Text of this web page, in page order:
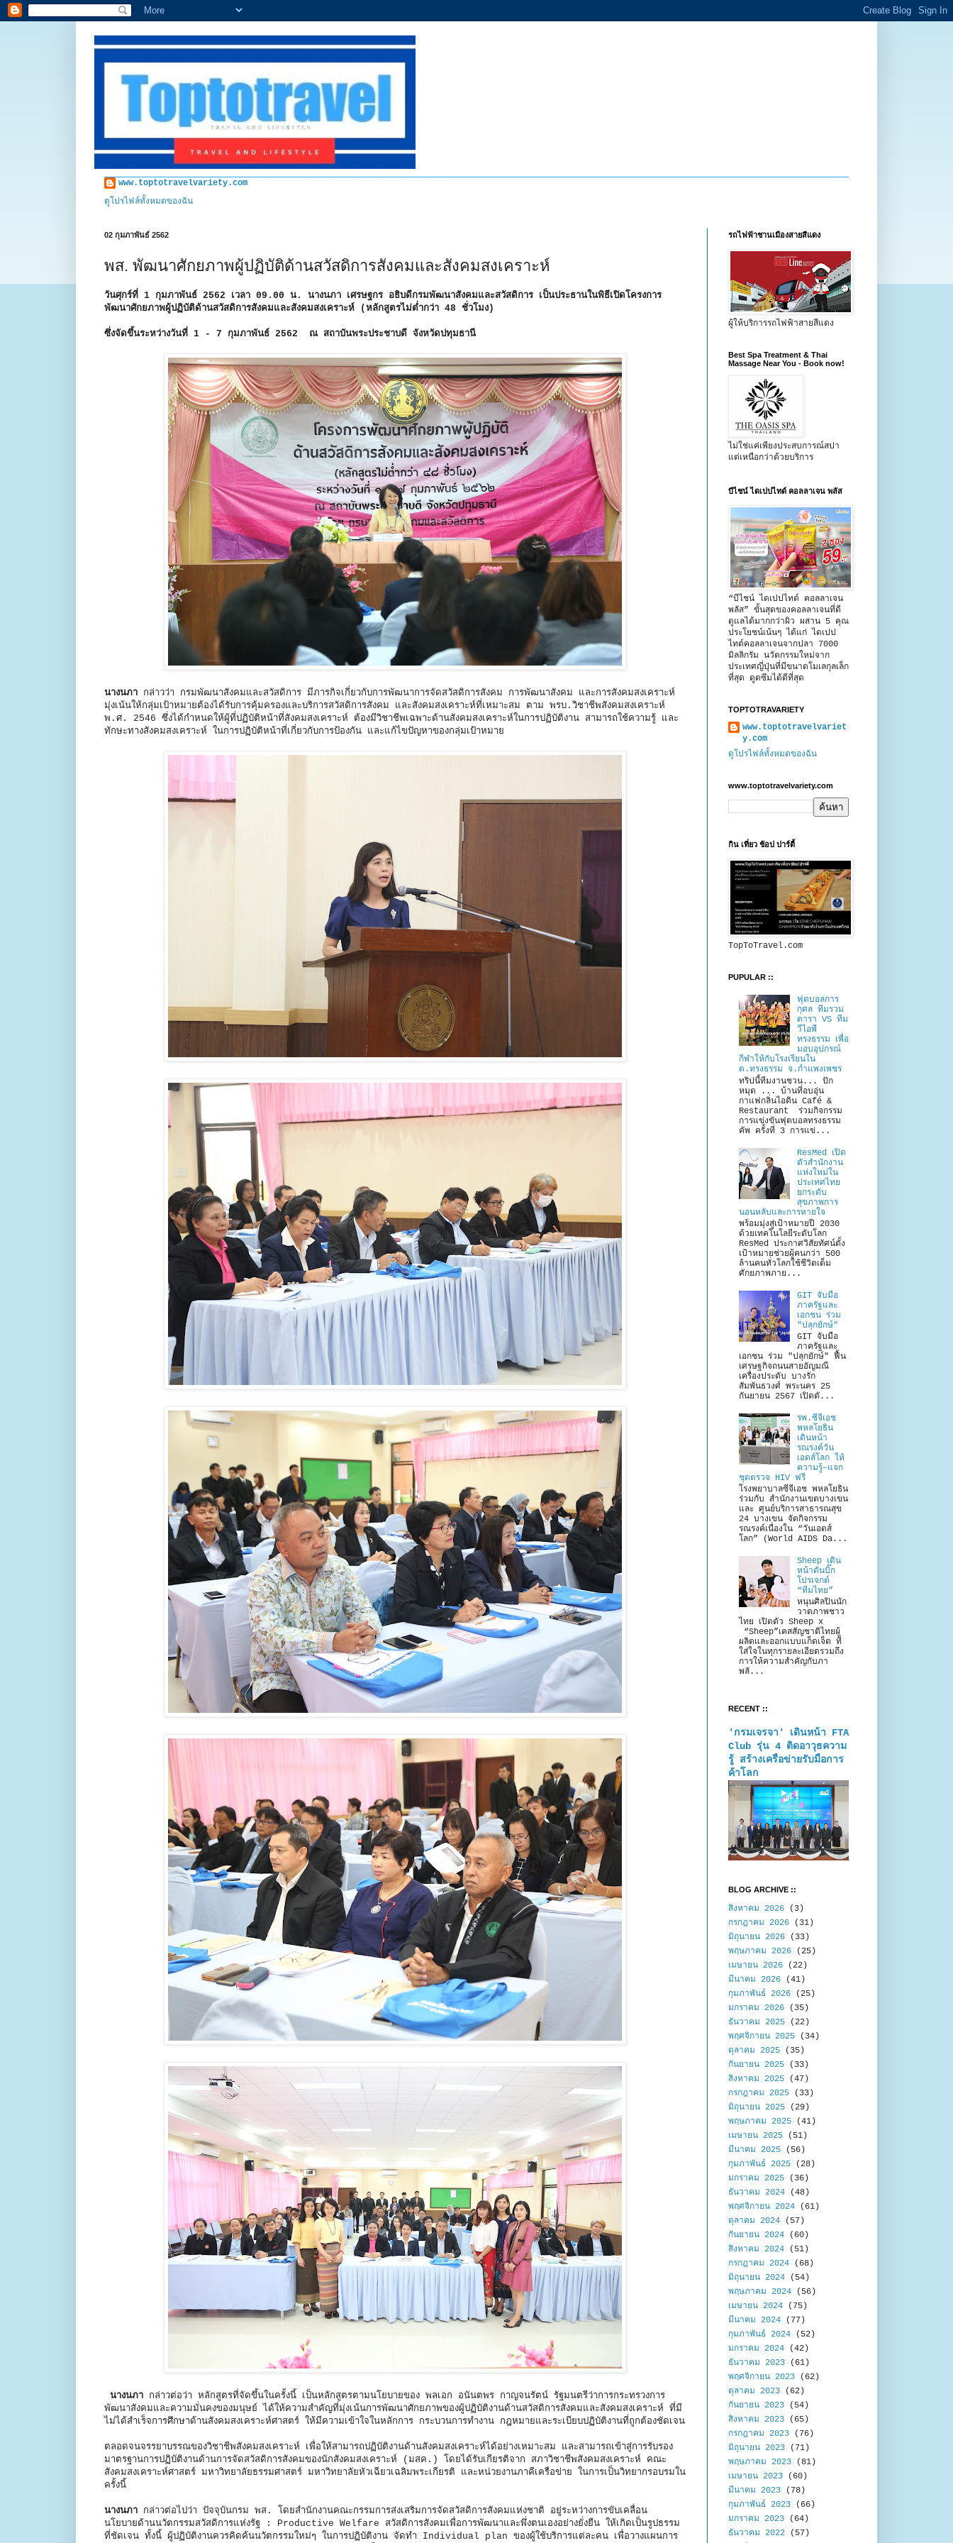
www.toptotravelvariety.com
ดูโปรไฟล์ทั้งหมดของฉัน
02 กุมภาพันธ์ 2562
พส. พัฒนาศักยภาพผู้ปฏิบัติด้านสวัสดิการสังคมและสังคมสงเคราะห์
วันศุกร์ที่ 1 กุมภาพันธ์ 2562 เวลา 09.00 น. นางนภา เศรษฐกร อธิบดีกรมพัฒนาสังคมและสวัสดิการ เป็นประธานในพิธีเปิดโครงการ
พัฒนาศักยภาพผู้ปฏิบัติด้านสวัสดิการสังคมและสังคมสงเคราะห์ (หลักสูตรไม่ต่ำกว่า 48 ชั่วโมง)
ซึ่งจัดขึ้นระหว่างวันที่ 1 - 7 กุมภาพันธ์ 2562 ณ สถาบันพระประชาบดี จังหวัดปทุมธานี
นางนภา กล่าวว่า กรมพัฒนาสังคมและสวัสดิการ มีภารกิจเกี่ยวกับการพัฒนาการจัดสวัสดิการสังคม การพัฒนาสังคม และการสังคมสงเคราะห์
มุ่งเน้นให้กลุ่มเป้าหมายต้องได้รับการคุ้มครองและบริการสวัสดิการสังคม และสังคมสงเคราะห์ที่เหมาะสม ตาม พรบ.วิชาชีพสังคมสงเคราะห์
พ.ศ. 2546 ซึ่งได้กำหนดให้ผู้ที่ปฏิบัติหน้าที่สังคมสงเคราะห์ ต้องมีวิชาชีพเฉพาะด้านสังคมสงเคราะห์ในการปฏิบัติงาน สามารถใช้ความรู้ และ
ทักษะทางสังคมสงเคราะห์ ในการปฏิบัติหน้าที่เกี่ยวกับการป้องกัน และแก้ไขปัญหาของกลุ่มเป้าหมาย
นางนภา กล่าวต่อว่า หลักสูตรที่จัดขึ้นในครั้งนี้ เป็นหลักสูตรตามนโยบายของ พลเอก อนันตพร กาญจนรัตน์ รัฐมนตรีว่าการกระทรวงการ
พัฒนาสังคมและความมั่นคงของมนุษย์ ได้ให้ความสำคัญที่มุ่งเน้นการพัฒนาศักยภาพของผู้ปฏิบัติงานด้านสวัสดิการสังคมและสังคมสงเคราะห์ ที่มี
ไม่ได้สำเร็จการศึกษาด้านสังคมสงเคราะห์ศาสตร์ ให้มีความเข้าใจในหลักการ กระบวนการทำงาน กฎหมายและระเบียบปฏิบัติงานที่ถูกต้องชัดเจน
ตลอดจนจรรยาบรรณของวิชาชีพสังคมสงเคราะห์ เพื่อให้สามารถปฏิบัติงานด้านสังคมสงเคราะห์ได้อย่างเหมาะสม และสามารถเข้าสู่การรับรอง
มาตรฐานการปฏิบัติงานด้านการจัดสวัสดิการสังคมของนักสังคมสงเคราะห์ (มสค.) โดยได้รับเกียรติจาก สภาวิชาชีพสังคมสงเคราะห์ คณะ
สังคมสงเคราะห์ศาสตร์ มหาวิทยาลัยธรรมศาสตร์ มหาวิทยาลัยหัวเฉียวเฉลิมพระเกียรติ และหน่วยงานภาคีเครือข่าย ในการเป็นวิทยากรอบรมใน
ครั้งนี้
นางนภา กล่าวต่อไปว่า ปัจจุบันกรม พส. โดยสำนักงานคณะกรรมการส่งเสริมการจัดสวัสดิการสังคมแห่งชาติ อยู่ระหว่างการขับเคลื่อน
นโยบายด้านนวัตกรรมสวัสดิการแห่งรัฐ : Productive Welfare สวัสดิการสังคมเพื่อการพัฒนาและพึ่งตนเองอย่างยั่งยืน ให้เกิดเป็นรูปธรรม
ที่ชัดเจน ทั้งนี้ ผู้ปฏิบัติงานควรคิดค้นนวัตกรรมใหม่ๆ ในการปฏิบัติงาน จัดทำ Individual plan ของผู้ใช้บริการแต่ละคน เพื่อวางแผนการ
รถไฟฟ้าชานเมืองสายสีแดง
ผู้ให้บริการรถไฟฟ้าสายสีแดง
Best Spa Treatment & Thai
Massage Near You - Book now!
ไม่ใช่แค่เพียงประสบการณ์สปา
แต่เหนือกว่าด้วยบริการ
บีไชน์ ไดเปปไทด์ คอลลาเจน พลัส
“บีไชน์ ไดเปปไทด์ คอลลาเจน
พลัส” ขั้นสุดของคอลลาเจนที่ดี
ดูแลได้มากกว่าผิว ผสาน 5 คุณ
ประโยชน์เน้นๆ ได้แก่ ไดเปป
ไทด์คอลลาเจนจากปลา 7000
มิลลิกรัม นวัตกรรมใหม่จาก
ประเทศญี่ปุ่นที่มีขนาดโมเลกุลเล็ก
ที่สุด ดูดซึมได้ดีที่สุด
TOPTOTRAVARIETY
www.toptotravelvariet
y.com
ดูโปรไฟล์ทั้งหมดของฉัน
www.toptotravelvariety.com
กิน เที่ยว ช้อป ปาร์ตี้
TopToTravel.com
PUPULAR ::
ฟุตบอลการ
กุศล ทีมรวม
ดารา VS ทีม
วีไอพี
ทรงธรรม เพื่อ
มอบอุปกรณ์
กีฬาให้กับโรงเรียนใน
ต.ทรงธรรม จ.กำแพงเพชร
ทริปนี้ทีมงานชวน... ปัก
หมุด ... บ้านที่อบอุ่น
กาแฟกลิ่นไอดิน Café &
Restaurant ร่วมกิจกรรม
การแข่งขันฟุตบอลทรงธรรม
คัพ ครั้งที่ 3 การแข่...
ResMed เปิด
ตัวสำนักงาน
แห่งใหม่ใน
ประเทศไทย
ยกระดับ
สุขภาพการ
นอนหลับและการหายใจ
พร้อมมุ่งสู่เป้าหมายปี 2030
ด้วยเทคโนโลยีระดับโลก
ResMed ประกาศวิสัยทัศน์ตั้ง
เป้าหมายช่วยผู้คนกว่า 500
ล้านคนทั่วโลกใช้ชีวิตเต็ม
ศักยภาพภาย...
GIT จับมือ
ภาครัฐและ
เอกชน ร่วม
"ปลุกยักษ์"
GIT จับมือ
ภาครัฐและ
เอกชน ร่วม "ปลุกยักษ์" ฟื้น
เศรษฐกิจถนนสายอัญมณี
เครื่องประดับ บางรัก
สัมพันธวงศ์ พระนคร 25
กันยายน 2567 เปิดตั...
รพ.ซีจีเอช
พหลโยธิน
เดินหน้า
รณรงค์วัน
เอดส์โลก ให้
ความรู้–แจก
ชุดตรวจ HIV ฟรี
โรงพยาบาลซีจีเอช พหลโยธิน
ร่วมกับ สำนักงานเขตบางเขน
และ ศูนย์บริการสาธารณสุข
24 บางเขน จัดกิจกรรม
รณรงค์เนื่องใน “วันเอดส์
โลก” (World AIDS Da...
Sheep เดิน
หน้าดันบิ๊ก
โปรเจกต์
“ทีมไทย”
หนุนศิลปินนัก
วาดภาพชาว
ไทย เปิดตัว Sheep x
“Sheep”เคสสัญชาติไทยผู้
ผลิตและออกแบบแก็ดเจ็ต ที่
ใส่ใจในทุกรายละเอียดรวมถึง
การให้ความสำคัญกับภา
พลั...
RECENT ::
'กรมเจรจา' เดินหน้า FTA
Club รุ่น 4 ติดอาวุธความ
รู้ สร้างเครือข่ายรับมือการ
ค้าโลก
BLOG ARCHIVE ::
สิงหาคม 2026 (3)
กรกฎาคม 2026 (31)
มิถุนายน 2026 (33)
พฤษภาคม 2026 (25)
เมษายน 2026 (22)
มีนาคม 2026 (41)
กุมภาพันธ์ 2026 (25)
มกราคม 2026 (35)
ธันวาคม 2025 (22)
พฤศจิกายน 2025 (34)
ตุลาคม 2025 (35)
กันยายน 2025 (33)
สิงหาคม 2025 (47)
กรกฎาคม 2025 (33)
มิถุนายน 2025 (29)
พฤษภาคม 2025 (41)
เมษายน 2025 (51)
มีนาคม 2025 (56)
กุมภาพันธ์ 2025 (28)
มกราคม 2025 (36)
ธันวาคม 2024 (48)
พฤศจิกายน 2024 (61)
ตุลาคม 2024 (57)
กันยายน 2024 (60)
สิงหาคม 2024 (51)
กรกฎาคม 2024 (68)
มิถุนายน 2024 (54)
พฤษภาคม 2024 (56)
เมษายน 2024 (75)
มีนาคม 2024 (77)
กุมภาพันธ์ 2024 (52)
มกราคม 2024 (42)
ธันวาคม 2023 (61)
พฤศจิกายน 2023 (62)
ตุลาคม 2023 (62)
กันยายน 2023 (54)
สิงหาคม 2023 (65)
กรกฎาคม 2023 (76)
มิถุนายน 2023 (71)
พฤษภาคม 2023 (81)
เมษายน 2023 (60)
มีนาคม 2023 (78)
กุมภาพันธ์ 2023 (66)
มกราคม 2023 (64)
ธันวาคม 2022 (57)